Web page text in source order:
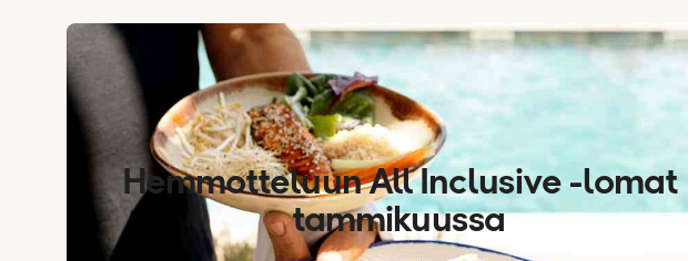
Hemmotteluun All Inclusive -lomat
tammikuussa